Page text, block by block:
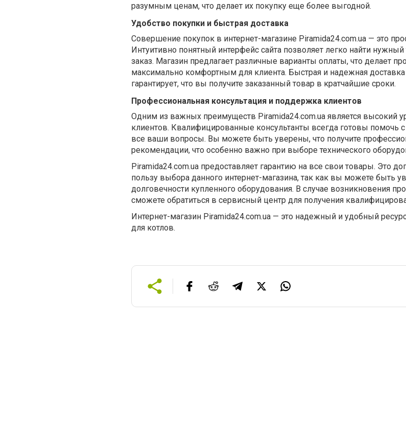
разумным ценам, что делает их покупку еще более выгодной.
Удобство покупки и быстрая доставка
Совершение покупок в интернет-магазине Piramida24.com.ua — это
Интуитивно понятный интерфейс сайта позволяет легко найти
заказ. Магазин предлагает различные варианты оплаты, что делает
максимально комфортным для клиента. Быстрая и надежная
гарантирует, что вы получите заказанный товар в кратчайшие сроки.
Профессиональная консультация и поддержка клиентов
Одним из важных преимуществ Piramida24.com.ua является высокий
клиентов. Квалифицированные консультанты всегда готовы помочь
все ваши вопросы. Вы можете быть уверены, что получите
рекомендации, что особенно важно при выборе технического
Piramida24.com.ua предоставляет гарантию на все свои товары. Это
пользу выбора данного интернет-магазина, так как вы можете быть
долговечности купленного оборудования. В случае возникновения
сможете обратиться в сервисный центр для получения
Интернет-магазин Piramida24.com.ua — это надежный и удобный
для котлов.